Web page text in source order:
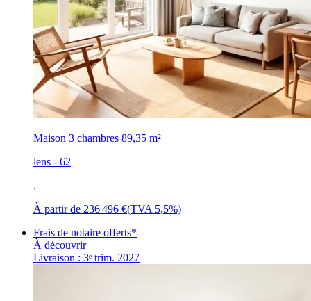
Maison 3 chambres 89,35 m²
lens - 62
,
À partir de 236 496 €(TVA 5,5%)
Frais de notaire offerts*
À découvrir
Livraison : 3ᵉ trim. 2027